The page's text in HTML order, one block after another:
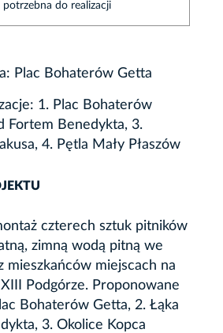
potrzebna do realizacji
Plac Bohaterów Getta
1. Plac Bohaterów
Fortem Benedykta, 3.
4. Pętla Mały Płaszów
czterech sztuk pitników
zimną wodą pitną we
mieszkańców miejscach na
Podgórze. Proponowane
Bohaterów Getta, 2. Łąka
3. Okolice Kopca